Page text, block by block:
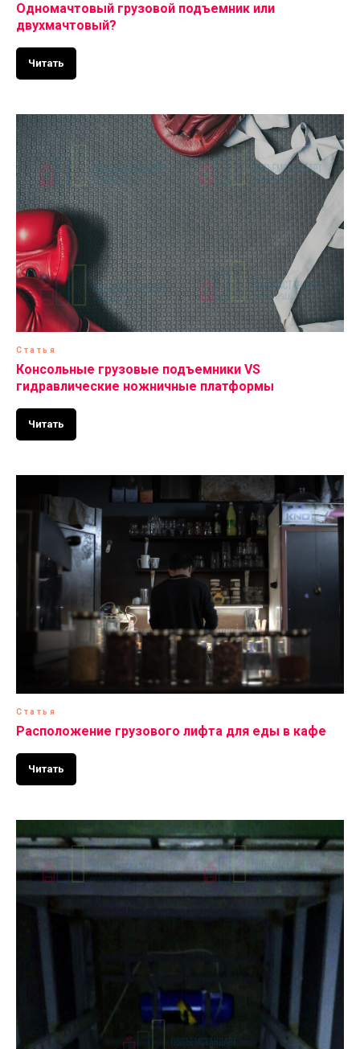
Одномачтовый грузовой подъемник или
двухмачтовый?
Читать
Статья
Консольные грузовые подъемники VS
гидравлические ножничные платформы
Читать
Статья
Расположение грузового лифта для еды в кафе
Читать